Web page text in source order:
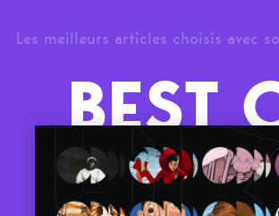
Les meilleurs articles choisis avec
BEST